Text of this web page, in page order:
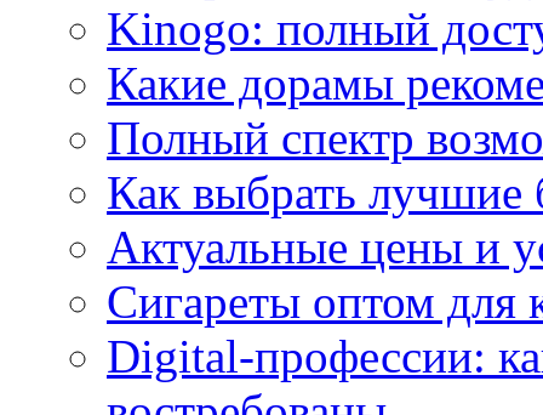
Kinogo: полный
Какие дорамы
Полный спектр
Как выбрать
Актуальные цены и
Сигареты оптом для
Digital-профессии: